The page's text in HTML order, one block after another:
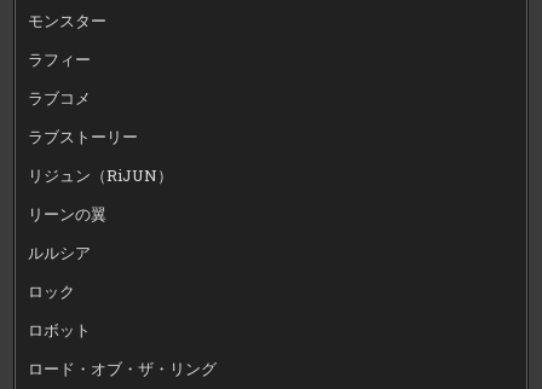
モンスター
ラフィー
ラブコメ
ラブストーリー
リジュン（RiJUN）
リーンの翼
ルルシア
ロック
ロボット
ロード・オブ・ザ・リング